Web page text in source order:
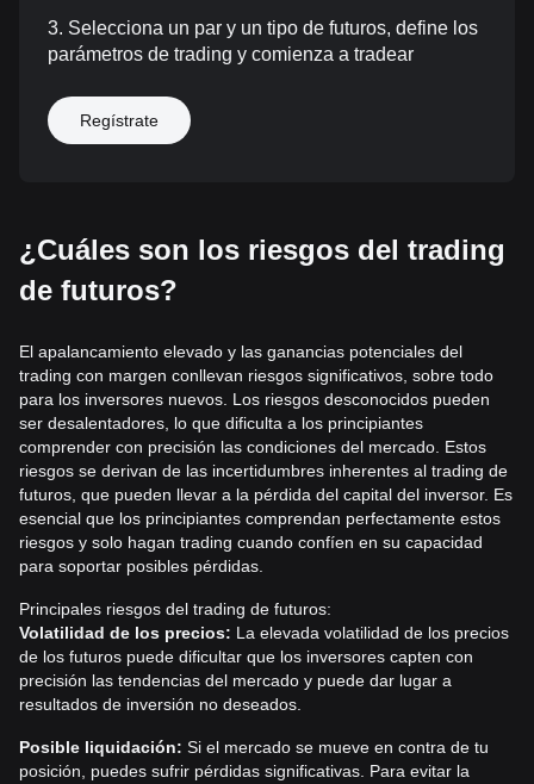
3. Selecciona un par y un tipo de futuros, define los
parámetros de trading y comienza a tradear
Regístrate
¿Cuáles son los riesgos del trading
de futuros?
El apalancamiento elevado y las ganancias potenciales del
trading con margen conllevan riesgos significativos, sobre todo
para los inversores nuevos. Los riesgos desconocidos pueden
ser desalentadores, lo que dificulta a los principiantes
comprender con precisión las condiciones del mercado. Estos
riesgos se derivan de las incertidumbres inherentes al trading de
futuros, que pueden llevar a la pérdida del capital del inversor. Es
esencial que los principiantes comprendan perfectamente estos
riesgos y solo hagan trading cuando confíen en su capacidad
para soportar posibles pérdidas.
Principales riesgos del trading de futuros:
Volatilidad de los precios: La elevada volatilidad de los precios
de los futuros puede dificultar que los inversores capten con
precisión las tendencias del mercado y puede dar lugar a
resultados de inversión no deseados.
Posible liquidación: Si el mercado se mueve en contra de tu
posición, puedes sufrir pérdidas significativas. Para evitar la